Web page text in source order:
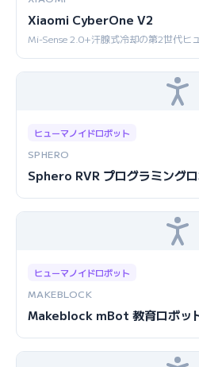
Xiaomi CyberOne V2
Mi-Sense 2.0+汗腺式冷却の第2世代ヒ
ヒューマノイドロボット
SPHERO
Sphero RVR プログラミング
ヒューマノイドロボット
MAKEBLOCK
Makeblock mBot 教育ロボッ